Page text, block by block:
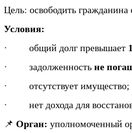
Цель: освободить гражданина
Условия:
· общий долг превышает
· задолженность не
· отсутствует имущество;
· нет дохода для
📌 Орган: уполномоченный